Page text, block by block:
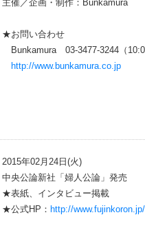
主催／企画・制作：Bunkamura
★お問い合わせ
Bunkamura 03‐3477‐3244（
http://www.bunkamura.co.jp
2015年02月24日(火)
中央公論新社「婦人公論」発売
★表紙、インタビュー掲載
★公式HP： http://www.fujinkoron.jp/